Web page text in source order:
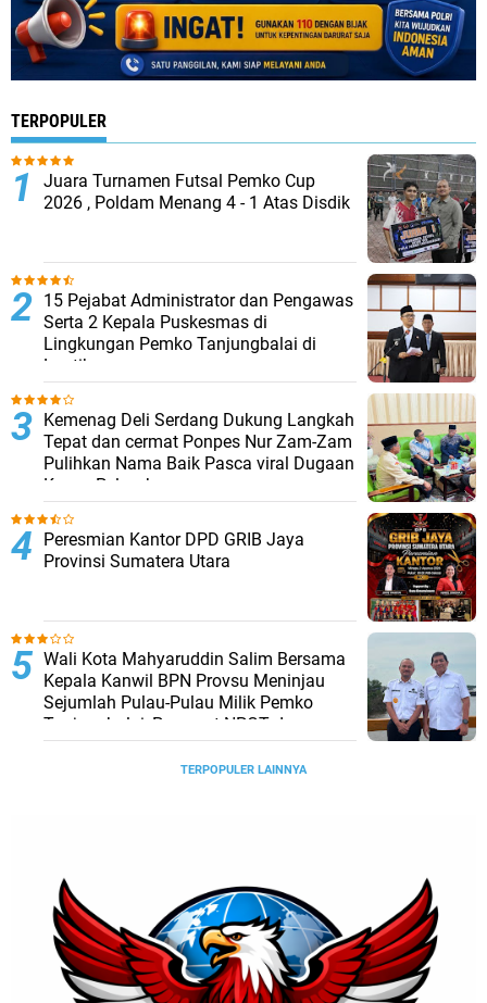
TERPOPULER
Juara Turnamen Futsal Pemko Cup
2026 , Poldam Menang 4 - 1 Atas Disdik
15 Pejabat Administrator dan Pengawas
Serta 2 Kepala Puskesmas di
Lingkungan Pemko Tanjungbalai di
Lantik
Kemenag Deli Serdang Dukung Langkah
Tepat dan cermat Ponpes Nur Zam-Zam
Pulihkan Nama Baik Pasca viral Dugaan
Kasus Pelecehan
Peresmian Kantor DPD GRIB Jaya
Provinsi Sumatera Utara
Wali Kota Mahyaruddin Salim Bersama
Kepala Kanwil BPN Provsu Meninjau
Sejumlah Pulau-Pulau Milik Pemko
Tanjungbalai, Percepat NPGT dan
Sertifikasi Aset
TERPOPULER LAINNYA